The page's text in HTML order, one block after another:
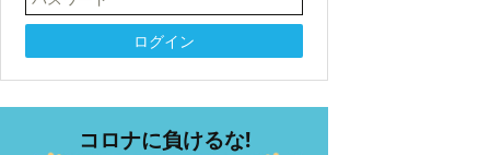
コロナに負けるな!